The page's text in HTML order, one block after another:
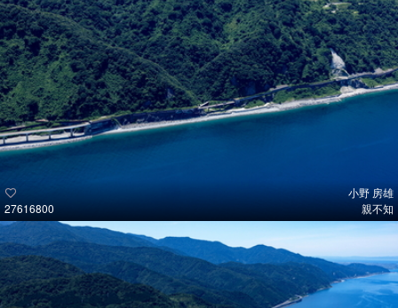
27616800
小野 房雄
親不知